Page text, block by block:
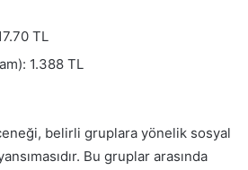
TL
1.388 TL
belirli gruplara yönelik sosyal
Bu gruplar arasında